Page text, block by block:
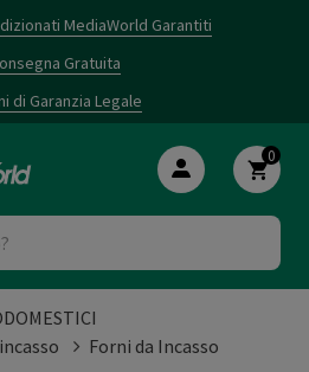
MediaWorld Garantiti
Gratuita
di Garanzia Legale
0
Forni da Incasso